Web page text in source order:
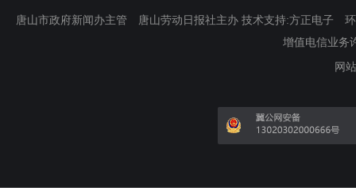
唐山市政府新闻办主管 唐山劳动日报社主办 技术支持:方正电子
增值电信业务
网